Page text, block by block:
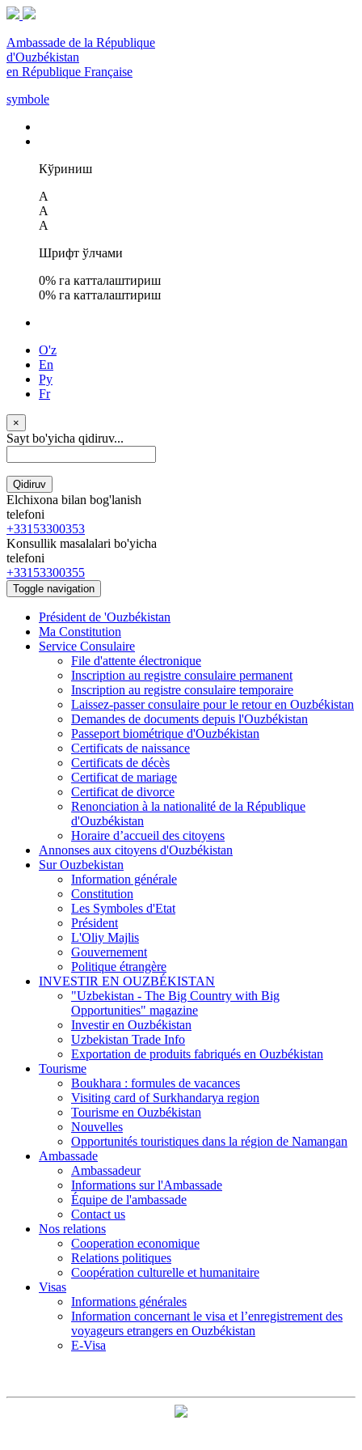
Ambassade de la République
d'Ouzbékistan
en République Française
symbole
Кўриниш
A
A
A
Шрифт ўлчами
0% га катталаштириш
0% га катталаштириш
O'z
En
Ру
Fr
×
Sayt bo'yicha qidiruv...
Qidiruv
Elchixona bilan bog'lanish
telefoni
+33153300353
Konsullik masalalari bo'yicha
telefoni
+33153300355
Toggle navigation
Président de 'Ouzbékistan
Ma Constitution
Service Consulaire
File d'attente électronique
Inscription au registre consulaire permanent
Inscription au registre consulaire temporaire
Laissez-passer consulaire pour le retour en Ouzbékistan
Demandes de documents depuis l'Ouzbékistan
Passeport biométrique d'Ouzbékistan
Certificats de naissance
Certificats de décès
Certificat de mariage
Certificat de divorce
Renonciation à la nationalité de la République
d'Ouzbékistan
Horaire d’accueil des citoyens
Annonses aux citoyens d'Ouzbékistan
Sur Ouzbekistan
Information générale
Constitution
Les Symboles d'Etat
Président
L'Oliy Majlis
Gouvernement
Politique étrangère
INVESTIR EN OUZBÉKISTAN
"Uzbekistan - The Big Country with Big
Opportunities" magazine
Investir en Ouzbékistan
Uzbekistan Trade Info
Exportation de produits fabriqués en Ouzbékistan
Tourisme
Boukhara : formules de vacances
Visiting card of Surkhandarya region
Tourisme en Ouzbékistan
Nouvelles
Opportunités touristiques dans la région de Namangan
Ambassade
Ambassadeur
Informations sur l'Ambassade
Équipe de l'ambassade
Contact us
Nos relations
Cooperation economique
Relations politiques
Coopération culturelle et humanitaire
Visas
Informations générales
Information concernant le visa et l’enregistrement des
voyageurs etrangers en Ouzbékistan
E-Visa